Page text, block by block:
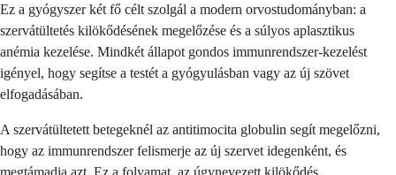
Ez a gyógyszer két fő célt szolgál a modern orvostudományban: a
szervátültetés kilökődésének megelőzése és a súlyos aplasztikus
anémia kezelése. Mindkét állapot gondos immunrendszer-kezelést
igényel, hogy segítse a testét a gyógyulásban vagy az új szövet
elfogadásában.
A szervátültetett betegeknél az antitimocita globulin segít megelőzni,
hogy az immunrendszer felismerje az új szervet idegenként, és
megtámadja azt. Ez a folyamat, az úgynevezett kilökődés,